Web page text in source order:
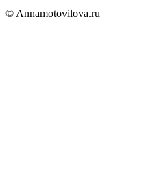
© Annamotovilova.ru